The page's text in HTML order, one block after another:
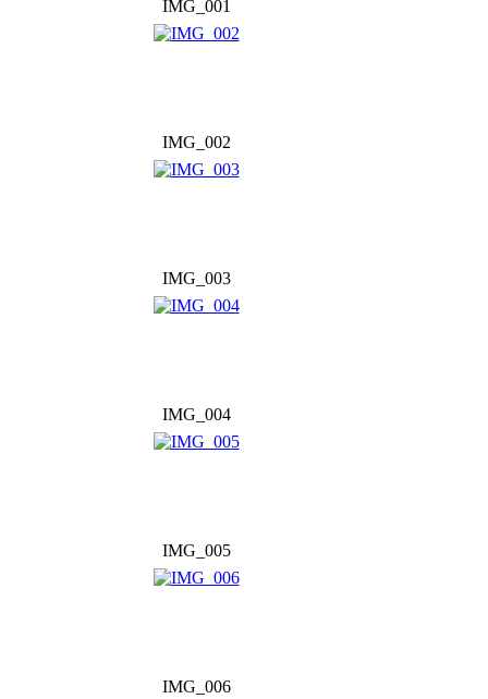
IMG_001
IMG_002
IMG_003
IMG_004
IMG_005
IMG_006